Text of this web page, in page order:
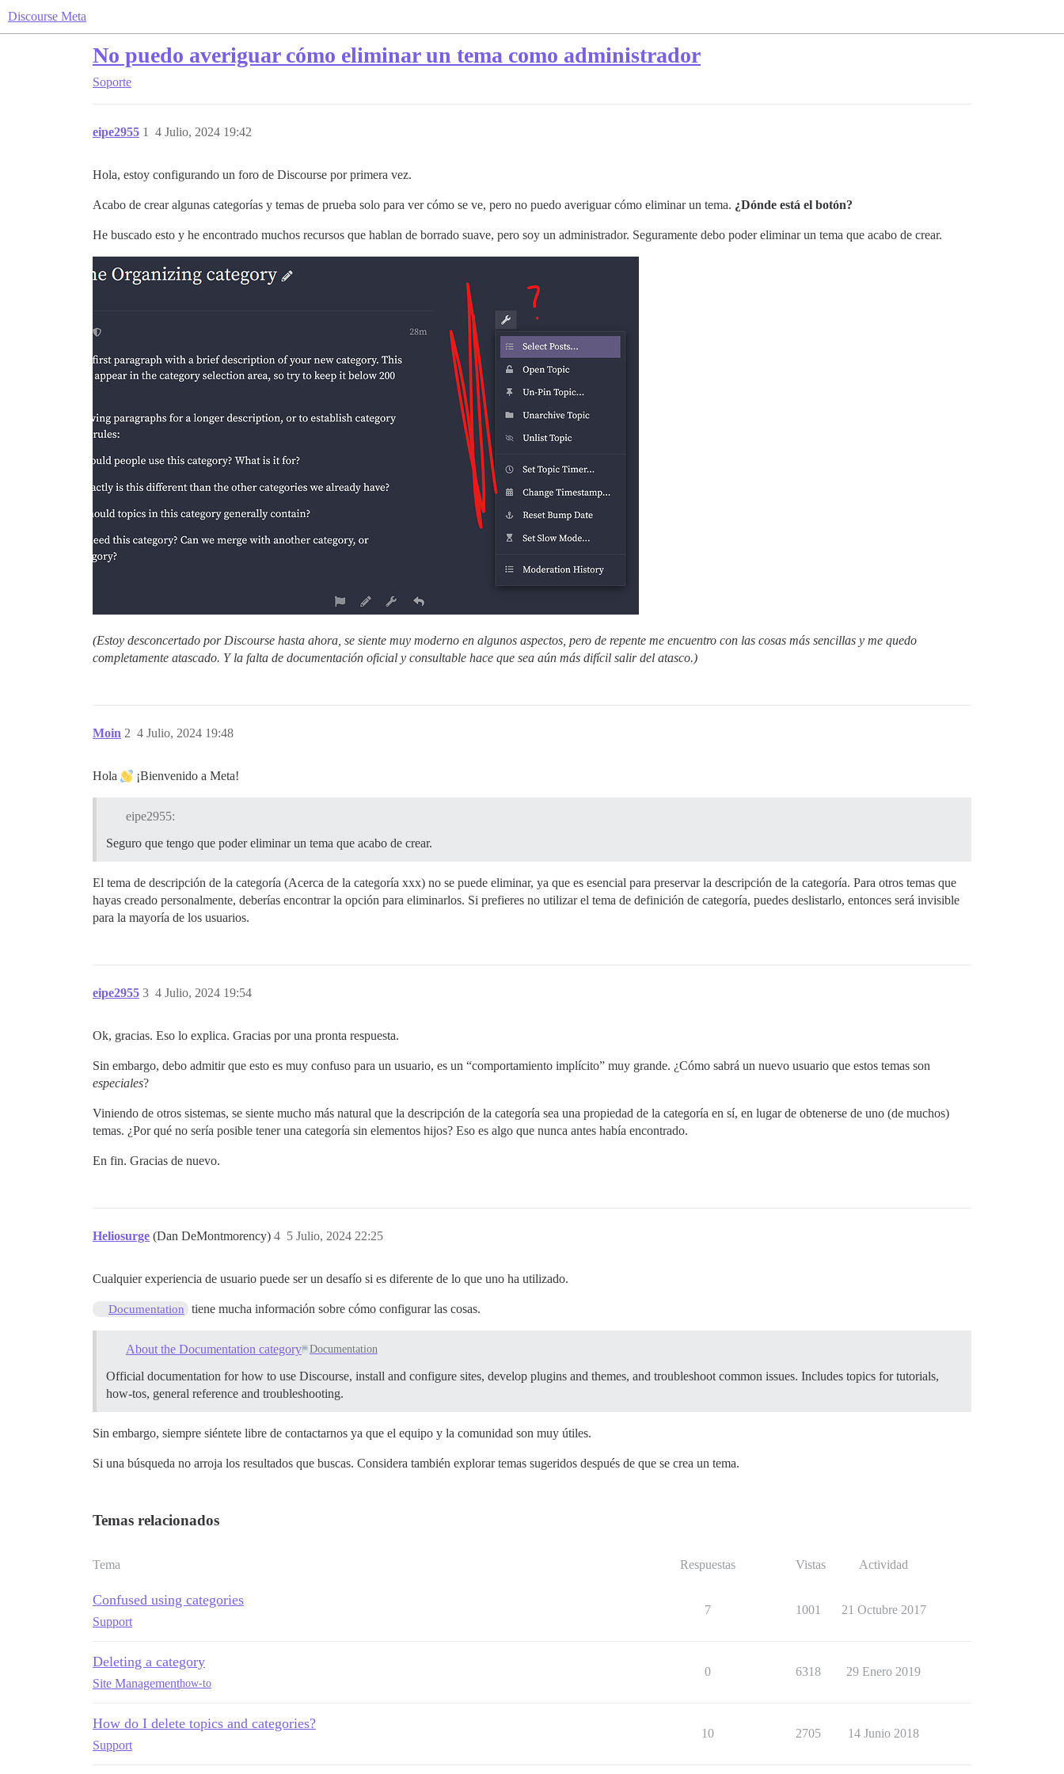
Discourse Meta
No puedo averiguar cómo eliminar un tema como administrador
Soporte
eipe2955 4 Julio, 2024 19:42
1
Hola, estoy configurando un foro de Discourse por primera vez.
Acabo de crear algunas categorías y temas de prueba solo para ver cómo se ve, pero no puedo averiguar cómo eliminar un tema. ¿Dónde está el botón?
He buscado esto y he encontrado muchos recursos que hablan de borrado suave, pero soy un administrador. Seguramente debo poder eliminar un tema que acabo de crear.
(Estoy desconcertado por Discourse hasta ahora, se siente muy moderno en algunos aspectos, pero de repente me encuentro con las cosas más sencillas y me quedo
completamente atascado. Y la falta de documentación oficial y consultable hace que sea aún más difícil salir del atasco.)
Moin 4 Julio, 2024 19:48
2
Hola ¡Bienvenido a Meta!
eipe2955:
Seguro que tengo que poder eliminar un tema que acabo de crear.
El tema de descripción de la categoría (Acerca de la categoría xxx) no se puede eliminar, ya que es esencial para preservar la descripción de la categoría. Para otros temas que
hayas creado personalmente, deberías encontrar la opción para eliminarlos. Si prefieres no utilizar el tema de definición de categoría, puedes deslistarlo, entonces será invisible
para la mayoría de los usuarios.
eipe2955 4 Julio, 2024 19:54
3
Ok, gracias. Eso lo explica. Gracias por una pronta respuesta.
Sin embargo, debo admitir que esto es muy confuso para un usuario, es un “comportamiento implícito” muy grande. ¿Cómo sabrá un nuevo usuario que estos temas son
especiales?
Viniendo de otros sistemas, se siente mucho más natural que la descripción de la categoría sea una propiedad de la categoría en sí, en lugar de obtenerse de uno (de muchos)
temas. ¿Por qué no sería posible tener una categoría sin elementos hijos? Eso es algo que nunca antes había encontrado.
En fin. Gracias de nuevo.
Heliosurge (Dan DeMontmorency) 5 Julio, 2024 22:25
4
Cualquier experiencia de usuario puede ser un desafío si es diferente de lo que uno ha utilizado.
Documentation tiene mucha información sobre cómo configurar las cosas.
About the Documentation category Documentation
Official documentation for how to use Discourse, install and configure sites, develop plugins and themes, and troubleshoot common issues. Includes topics for tutorials,
how-tos, general reference and troubleshooting.
Sin embargo, siempre siéntete libre de contactarnos ya que el equipo y la comunidad son muy útiles.
Si una búsqueda no arroja los resultados que buscas. Considera también explorar temas sugeridos después de que se crea un tema.
Temas relacionados
Tema Respuestas Vistas Actividad
Confused using categories
Support
7 1001 21 Octubre 2017
Deleting a category
Site Managementhow-to
0 6318 29 Enero 2019
How do I delete topics and categories?
Support
10 2705 14 Junio 2018